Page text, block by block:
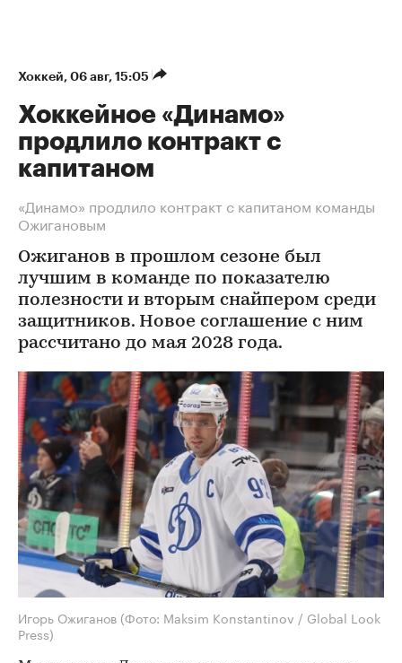
Хоккей 06 авг, 15:05
Хоккейное «Динамо»
продлило контракт с
капитаном
«Динамо» продлило контракт с капитаном команды
Ожигановым
Ожиганов в прошлом сезоне был
лучшим в команде по показателю
полезности и вторым снайпером среди
защитников. Новое соглашение с ним
рассчитано до мая 2028 года.
Игорь Ожиганов (Фото: Maksim Konstantinov / Global Look
Press)